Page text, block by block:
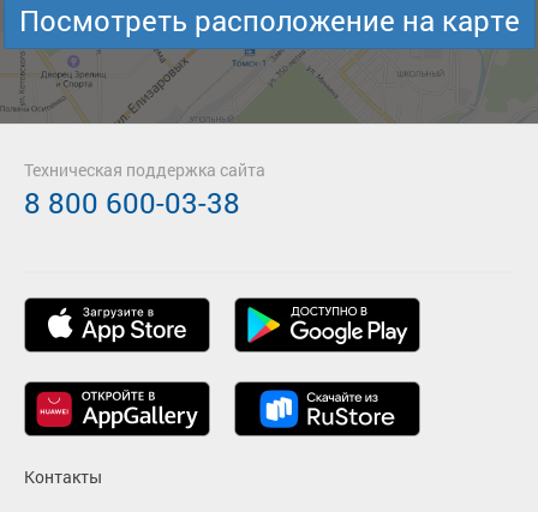
Посмотреть расположение на карте
Контакты
Техническая поддержка сайта
8 800 600-03-38